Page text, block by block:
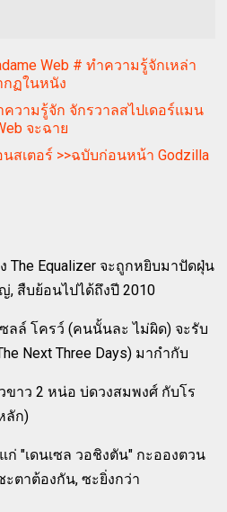
Web # ทำความรู้จักเหล่า
กฏในหนัง
วามรู้จัก จักรวาลสไปเดอร์แมน
จะฉาย
สเตอร์ >>ฉบับก่อนหน้า Godzilla
The Equalizer จะถูกหยิบมาปัดฝุ่น
, สืบย้อนไปได้ถึงปี 2010
ซลล์ โครว์ (คนนั้นละ ไม่ผิด) จะรับ
Next Three Days) มากำกับ
ขาว 2 หน่อ บ่ดวงสมพงศ์ กับโร
ลัก)
ก่ "เดนเซล วอชิงตัน" กะอองตวน
ะตาต้องกัน, ซะยิ่งกว่า